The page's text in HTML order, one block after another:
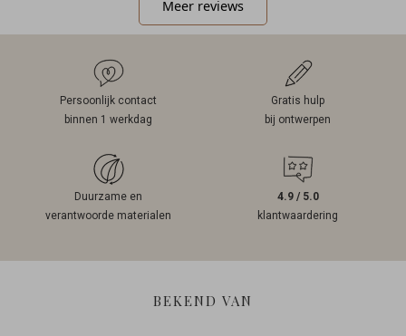
Meer reviews
Persoonlijk contact
binnen 1 werkdag
Gratis hulp
bij ontwerpen
Duurzame en
verantwoorde materialen
4.9 / 5.0
klantwaardering
BEKEND VAN